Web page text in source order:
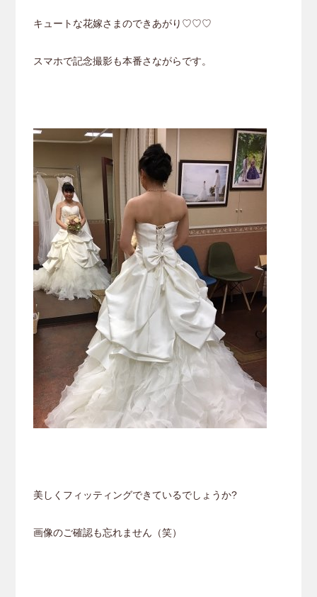
キュートな花嫁さまのできあがり♡♡♡
スマホで記念撮影も本番さながらです。
美しくフィッティングできているでしょうか?
画像のご確認も忘れません（笑）